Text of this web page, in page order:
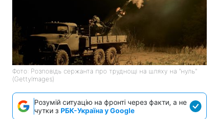
Фото: Розповідь сержанта про труднощі на шляху на "нуль"
(GettyImages)
Розумій ситуацію на фронті через факти, а не
чутки з РБК-Україна у Google